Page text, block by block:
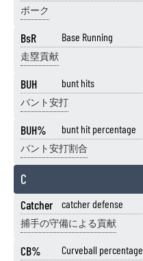
ボーク
BsR Base Running
走塁貢献
BUH bunt hits
バント安打
BUH% bunt hit percentage
バント安打割合
C
Catcher catcher defense
捕手の守備による貢献
CB% Curveball percentage